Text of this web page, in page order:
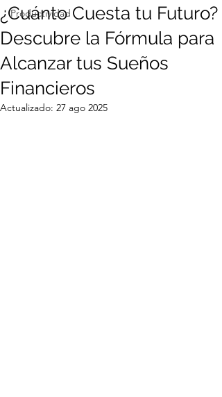
Productividad
¿Cuánto Cuesta tu Futuro?
Descubre la Fórmula para
Alcanzar tus Sueños
Financieros
Actualizado: 27 ago 2025